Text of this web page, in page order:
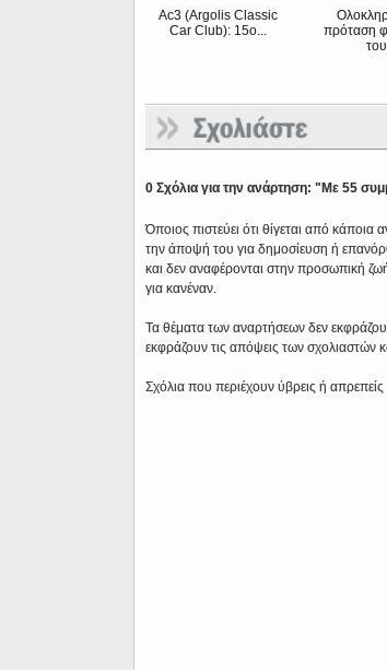
Ac3 (Argolis Classic
Car Club): 15o...
πρόταση
0 Σχόλια για την ανάρτηση: "Με 55
Όποιος πιστεύει ότι θίγεται από
την άποψή του για δημοσίευση ή
και δεν αναφέρονται στην προσωπική
για κανέναν.
Τα θέματα των αναρτήσεων δεν
εκφράζουν τις απόψεις των σχολιαστών
Σχόλια που περιέχουν ύβρεις ή